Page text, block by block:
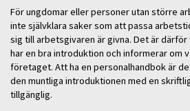
För ungdomar eller personer utan större
inte självklara saker som att passa
sig till arbetsgivaren är givna. Det är
har en bra introduktion och informerar om
företaget. Att ha en personalhandbok är
den muntliga introduktionen med en
tillgänglig.